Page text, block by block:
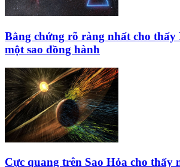
Bằng chứng rõ ràng nhất cho thấy
một sao đồng hành
Cực quang trên Sao Hỏa cho thấy